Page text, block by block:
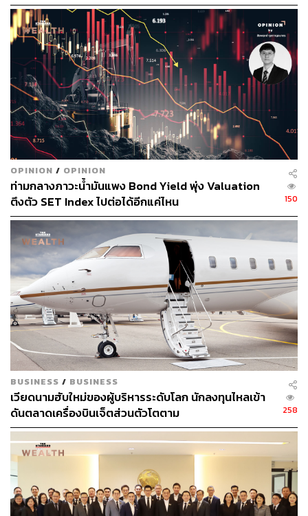
เทียบกับกลยุทธ์การถือลงทุนในช่วงตลาดขาขึ้น และการเข้า
ถึงกลยุทธ์ดังกล่าวโดยตรงผ่านเฮดจ์ฟันด์ (Hedged Funds)
มักจำกัดอยู่กับนักลงทุนสถาบันหรือนักลงทุนที่มีเงินลงทุนสูง
อย่างไรก็ดีนักลงทุนรายย่อยสามารถเข้าถึงการลงทุนใน
ลักษณะข้างต้นผ่านการลงทุนในกองทุนฟีดเดอร์ เช่น กองทุน
กองทุนเปิดไทยพาณิชย์ โกลบอล อิควิตี้ แอพโซลูทรีเทิร์น
(SCBGEAR) ที่มีนโยบายการลงทุนผ่านกองทุนหลักที่ลงทุน
ในหุ้นต่างประเทศทั่วโลก หรือ กองทุนเปิดไทยพาณิชย์ Asia
Pacific Equity Absolute Return (SCBABSAP) ที่ลงทุนใน
หุ้นในภูมิภาคเอเชียแปซิฟิก
โดยทั้งสองกองทุนมีเป้าหมายในการสร้างผลตอบแทนแบบ
Absolute Return โดยมีลักษณะการบริหารแบบ Market
Neutral Strategy โดยมีการบริหารจัดการความเสี่ยงอย่าง
เป็นระบบ และมีผลตอบแทนย้อนหลังที่สม่ำเสมอและความ
ผันผวนต่ำกว่ากองทุนรวมตราสารทุนทั่วไป เหมาะสำหรับนัก
ลงทุนที่ต้องการปกป้องพอร์ตและลดความเสี่ยงจากความไม่
แน่นอนของตลาด การจัดสรรกลยุทธ์ดังกล่าวในพอร์ตการ
ลงทุนรอง (Satellite Portfolio) ในลักษณะของ “กันชน” เพื่อ
ใช้รักษาเสถียรภาพ และลดความเสี่ยงขาลงของพอร์ตการ
ลงทุนหลัก (Core Portfolio) ในภาพรวม ทั้งนี้กองทุนประเภท
Absolute Return ถูกจัดให้เป็นกองทุนรวมความเสี่ยงสูง/ซับ
ซ้อน เนื่องจากมีการลงทุนในสินทรัพย์ซับซ้อน เช่น สินค้า
โภคภัณฑ์ สัญญาซื้อขายล่วงหน้า
ภาพ:Maximusnd/Getty Images
หมายเหตุ:
Complex Fund กองทุนรวมที่มีความเสี่ยงสูงหรือซับ
ซ้อน
กองทุนหลักมีการลงทุนโดยใช้กลยุทธ์ long/short
OPINION / OPINION
ท่ามกลางภาวะน้ำมันแพง Bond Yield พุ่ง Valuation
ตึงตัว SET Index ไปต่อได้อีกแค่ไหน
150
BUSINESS / BUSINESS
เวียดนามฮับใหม่ของผู้บริหารระดับโลก นักลงทุนไหลเข้า
ดันตลาดเครื่องบินเจ็ตส่วนตัวโตตาม
258